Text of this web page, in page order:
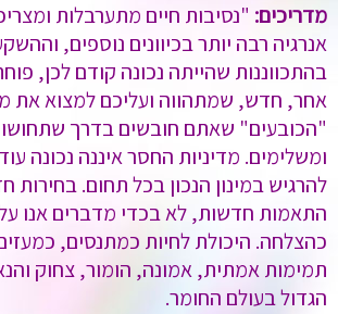
מדריכים: "נסיבות חיים מתערבלות
אנרגיה רבה יותר בכיוונים נוספים,
בהתכווננות שהייתה נכונה קודם לכן,
אחר, חדש, שמתהווה ועליכם למצוא את
"הכובעים" שאתם חובשים בדרך
ומשלימים. מדיניות החסר איננה נכונה
להרגיש במינון הנכון בכל תחום. בחירות
התאמות חדשות, לא בכדי מדברים אנו על
כהצלחה. היכולת לחיות כמתנסים,
תמימות אמתית, אמונה, הומור, צחוק
הגדול בעולם החומר.